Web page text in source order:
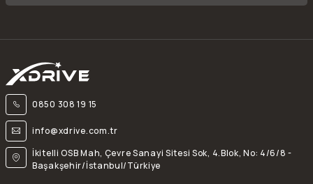
0850 308 19 15
info@xdrive.com.tr
İkitelli OSB Mah, Çevre Sanayi Sitesi Sok, 4.Blok, No: 4/6/8 -
Başakşehir/İstanbul/Türkiye